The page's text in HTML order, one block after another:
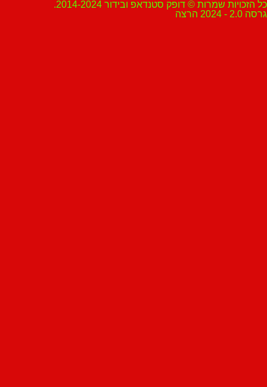
שמרות © דופק סטנדאפ ובידור 2014-2024.